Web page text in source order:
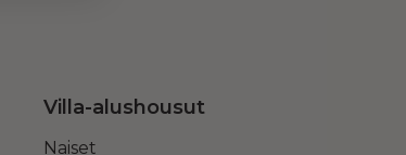
Villa-alushousut
Naiset